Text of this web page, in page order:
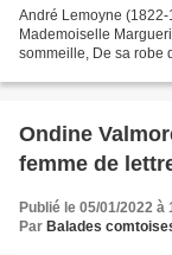
André Lemoyne
Mademoiselle
sommeille, De sa robe
Ondine
femme de
Publié le 05/01/2022 à
Par Balades